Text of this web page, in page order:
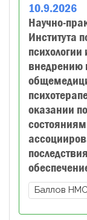
10.9.2026
Научно-
Института
внедрению
оказании
Баллов